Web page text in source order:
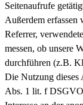
Seitenaufrufe
Außerdem erfassen
Referrer,
messen, ob unsere
durchführen (z.B.
Die Nutzung dieses
Abs. 1 lit. f